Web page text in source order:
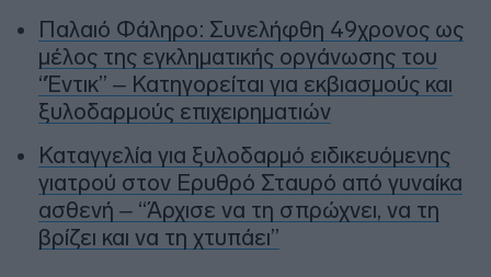
Παλαιό Φάληρο: Συνελήφθη 49χρονος ως
μέλος της εγκληματικής οργάνωσης του
“Έντικ” – Κατηγορείται για εκβιασμούς και
ξυλοδαρμούς επιχειρηματιών
Καταγγελία για ξυλοδαρμό ειδικευόμενης
γιατρού στον Ερυθρό Σταυρό από γυναίκα
ασθενή – “Άρχισε να τη σπρώχνει, να τη
βρίζει και να τη χτυπάει”